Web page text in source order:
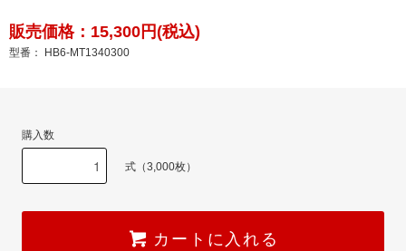
販売価格：15,300円(税込)
型番： HB6-MT1340300
購入数
式（3,000枚）
カートに入れる